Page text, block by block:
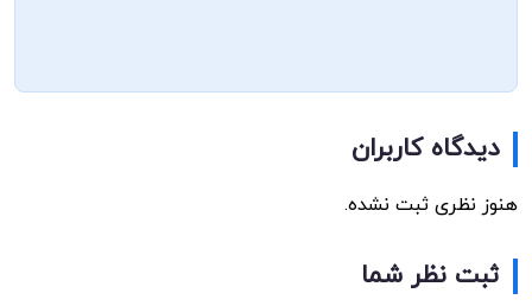
دیدگاه کاربران
هنوز نظری ثبت نشده.
ثبت نظر شما